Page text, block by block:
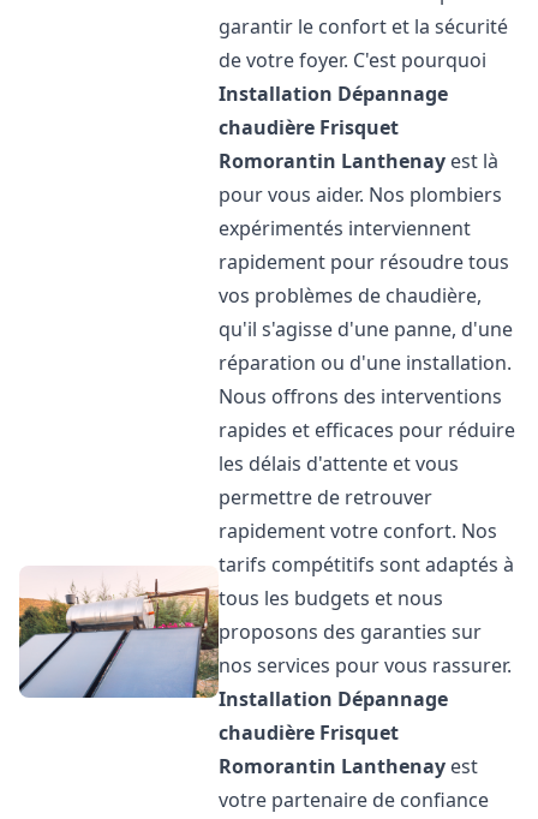
garantir le confort et la sécurité
de votre foyer. C'est pourquoi
Installation Dépannage
chaudière Frisquet
Romorantin Lanthenay est là
pour vous aider. Nos plombiers
expérimentés interviennent
rapidement pour résoudre tous
vos problèmes de chaudière,
qu'il s'agisse d'une panne, d'une
réparation ou d'une installation.
Nous offrons des interventions
rapides et efficaces pour réduire
les délais d'attente et vous
permettre de retrouver
rapidement votre confort. Nos
tarifs compétitifs sont adaptés à
tous les budgets et nous
proposons des garanties sur
nos services pour vous rassurer.
Installation Dépannage
chaudière Frisquet
Romorantin Lanthenay est
votre partenaire de confiance